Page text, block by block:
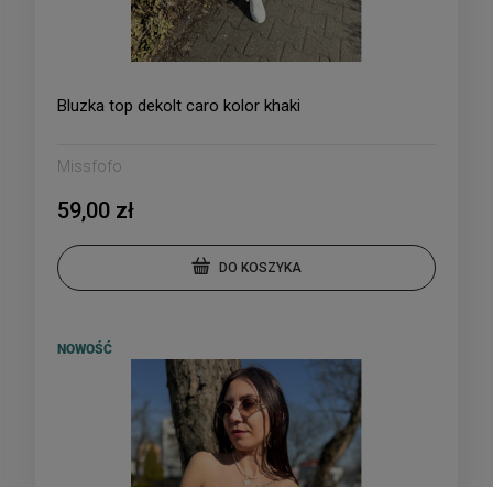
Bluzka top dekolt caro kolor khaki
Missfofo
59,00 zł
DO KOSZYKA
NOWOŚĆ